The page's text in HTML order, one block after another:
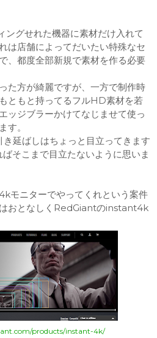
ングせれた機器に素材だけ入れて
は店舗によってだいたい特殊なセ
、都度全部新規で素材を作る必要
た方が綺麗ですが、一方で制作時
ともと持ってるフルHD素材を若
ッジブラーかけてなじませて使っ
す。
延ばしはちょっと目立ってきます
そこまで目立たないように思いま
モニターでやってくれという案件
おとなしくRedGiantのinstant4k
products/instant-4k/